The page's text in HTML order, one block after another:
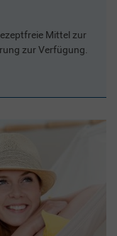
Mittel zur
zur Verfügung.